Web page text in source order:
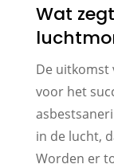
Wat
De uitkomst
voor het
in de lucht,
Worden er